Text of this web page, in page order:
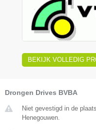
BEKIJK VOLLEDIG
Drongen Drives BVBA
Niet gevestigd in de
Henegouwen.